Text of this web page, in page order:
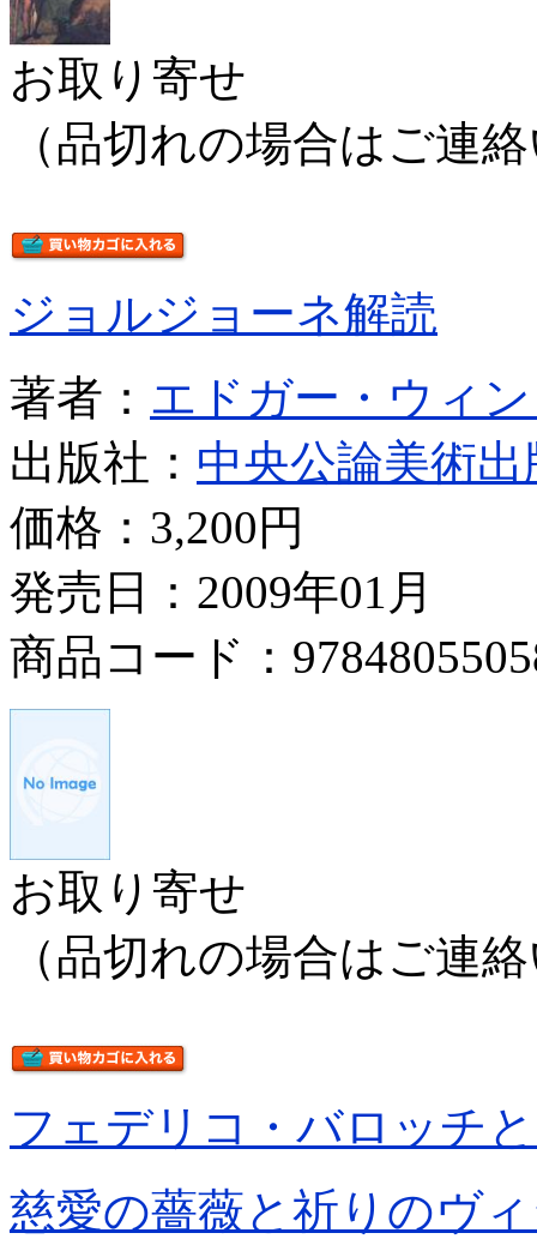
お取り寄せ
（品切れの場合はご連
ジョルジョーネ解読
著者： エドガー・ウィ
出版社： 中央公論美術出
価格： 3,200円
発売日：2009年01月
商品コード：
お取り寄せ
（品切れの場合はご連
フェデリコ・バロッチ
慈愛の薔薇と祈りのヴ